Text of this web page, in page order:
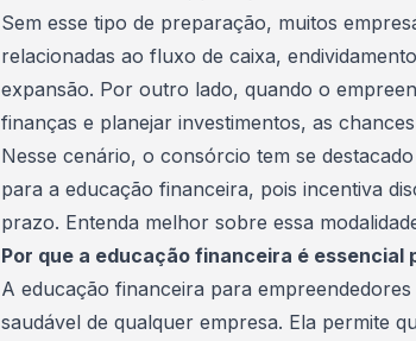
Sem esse tipo de preparação, muitos
relacionadas ao fluxo de caixa,
expansão. Por outro lado, quando o
finanças e planejar investimentos, as
Nesse cenário, o consórcio tem se
para a educação financeira, pois incentiva
prazo. Entenda melhor sobre essa
Por que a educação financeira é essencial
A educação financeira para
saudável de qualquer empresa. Ela permite